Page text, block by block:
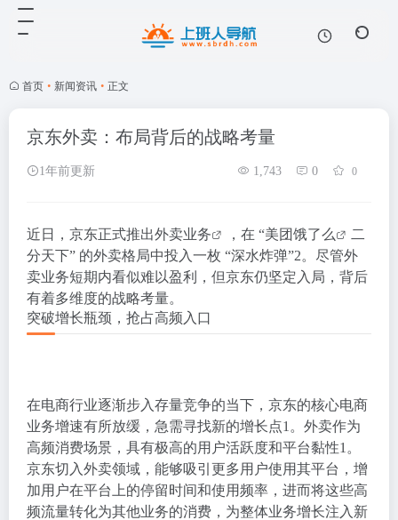
首页 • 新闻资讯 • 正文
京东外卖：布局背后的战略考量
1年前更新 1,743 0 0
近日，京东正式推出外卖业务 ，在 “美团饿了么
二
分天下” 的外卖格局中投入一枚 “深水炸弹”2。尽管外
卖业务短期内看似难以盈利，但京东仍坚定入局，背后
有着多维度的战略考量。
突破增长瓶颈，抢占高频入口
在电商行业逐渐步入存量竞争的当下，京东的核心电商
业务增速有所放缓，急需寻找新的增长点1 。外卖作为
高频消费场景，具有极高的用户活跃度和平台黏性1 。
京东切入外卖领域，能够吸引更多用户使用其平台，增
加用户在平台上的停留时间和使用频率，进而将这些高
频流量转化为其他业务的消费，为整体业务增长注入新